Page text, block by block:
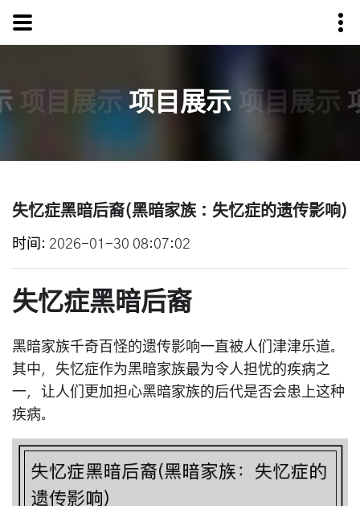
项目展示 项目展示 项目展示
失忆症黑暗后裔(黑暗家族：失忆症的遗传影响)
时间 2026-01-30 08:07:02
失忆症黑暗后裔
黑暗家族千奇百怪的遗传影响一直被人们津津乐道。
其中，失忆症作为黑暗家族最为令人担忧的疾病之
一，让人们更加担心黑暗家族的后代是否会患上这种
疾病。